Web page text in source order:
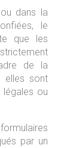
dans la
le
que les
de la
elles sont
ou
par un